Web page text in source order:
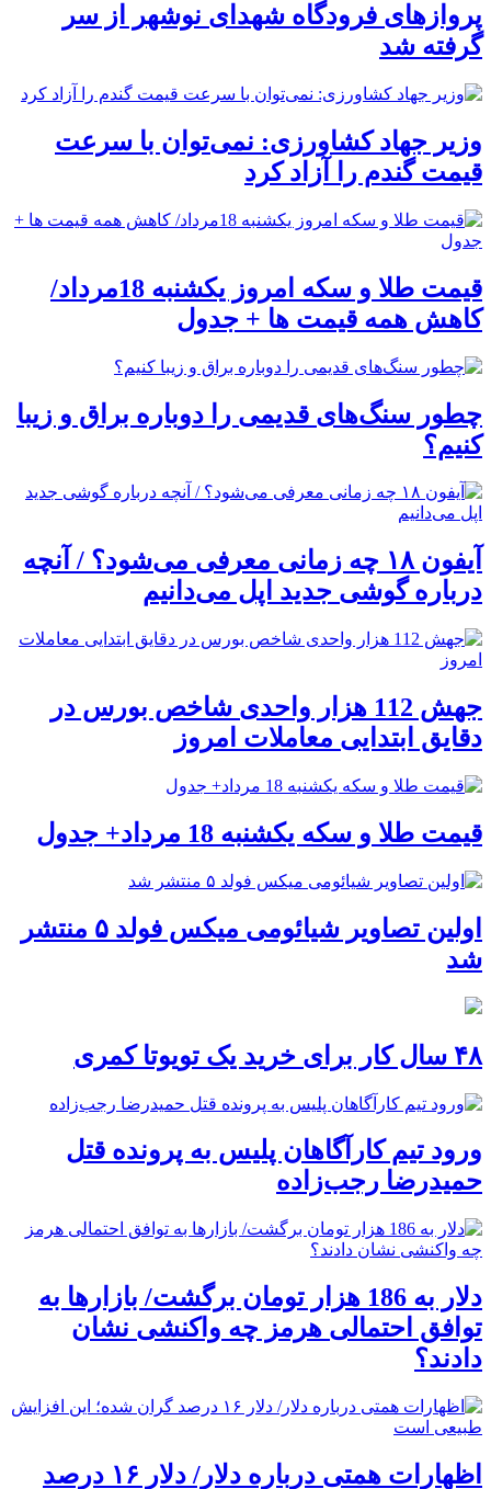
پروازهای فرودگاه شهدای نوشهر از سر
گرفته شد
وزیر جهاد کشاورزی: نمی‌توان با سرعت
قیمت گندم را آزاد کرد
قیمت طلا و سکه امروز یکشنبه 18مرداد/
کاهش همه قیمت ها + جدول
چطور سنگ‌های قدیمی را دوباره براق و زیبا
کنیم؟
آیفون ۱۸ چه زمانی معرفی می‌شود؟ / آنچه
درباره گوشی جدید اپل می‌دانیم
جهش 112 هزار واحدی شاخص بورس در
دقایق ابتدایی معاملات امروز
قیمت طلا و سکه یکشنبه 18 مرداد+ جدول
اولین تصاویر شیائومی میکس فولد ۵ منتشر
شد
۴۸ سال کار برای خرید یک تویوتا کمری
ورود تیم کارآگاهان پلیس به پرونده قتل
حمیدرضا رجب‌زاده
دلار به 186 هزار تومان برگشت/ بازارها به
توافق احتمالی هرمز چه واکنشی نشان
دادند؟
اظهارات همتی درباره دلار/ دلار ۱۶ درصد